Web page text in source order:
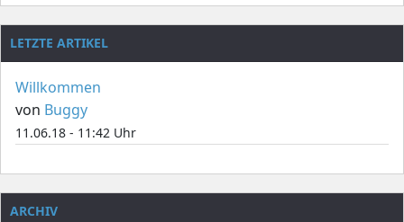
LETZTE ARTIKEL
Willkommen
von Buggy
11.06.18 - 11:42 Uhr
ARCHIV